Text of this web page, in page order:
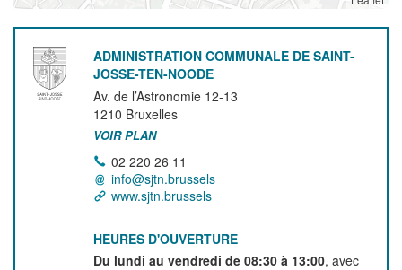
ADMINISTRATION COMMUNALE DE SAINT-
JOSSE-TEN-NOODE
Av. de l’Astronomie 12-13
1210 Bruxelles
VOIR PLAN
02 220 26 11
info@sjtn.brussels
www.sjtn.brussels
HEURES D'OUVERTURE
Du lundi au vendredi de 08:30 à 13:00, avec